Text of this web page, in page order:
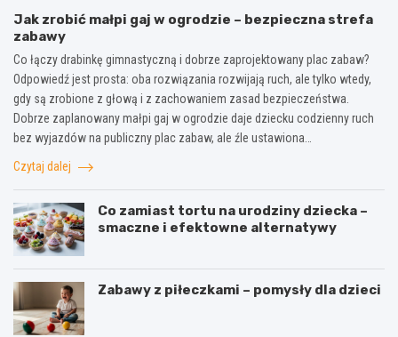
Jak zrobić małpi gaj w ogrodzie – bezpieczna strefa
zabawy
Co łączy drabinkę gimnastyczną i dobrze zaprojektowany plac zabaw?
Odpowiedź jest prosta: oba rozwiązania rozwijają ruch, ale tylko wtedy,
gdy są zrobione z głową i z zachowaniem zasad bezpieczeństwa.
Dobrze zaplanowany małpi gaj w ogrodzie daje dziecku codzienny ruch
bez wyjazdów na publiczny plac zabaw, ale źle ustawiona…
Czytaj dalej
Co zamiast tortu na urodziny dziecka –
smaczne i efektowne alternatywy
Zabawy z piłeczkami – pomysły dla dzieci